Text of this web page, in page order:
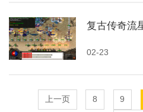
复古传奇流
02-23
上一页 8 9